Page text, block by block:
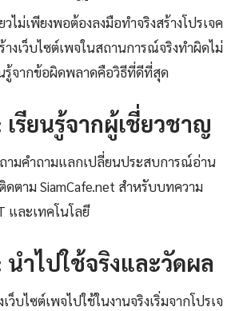
ไม่เพียงพอต้องลงมือทำจริงสร้างโปรเจค
างเว็บไซต์เพจในสถานการณ์จริงทำผิดไม่
นรู้จากข้อผิดพลาดคือวิธีที่ดีที่สุด
รียนรู้จากผู้เชี่ยวชาญ
ถามคำถามแลกเปลี่ยนประสบการณ์อ่าน
ตาม SiamCafe.net สำหรับบทความ
และเทคโนโลยี
ำไปใช้จริงและวัดผล
ว็บไซต์เพจไปใช้ในงานจริงเริ่มจากโปรเจ